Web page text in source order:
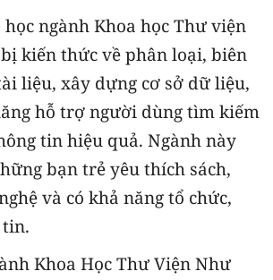
ngành Khoa học Thư viện
kiến thức về phân loại, biên
liệu, xây dựng cơ sở dữ liệu,
hỗ trợ người dùng tìm kiếm
tin hiệu quả. Ngành này
bạn trẻ yêu thích sách,
và có khả năng tổ chức,
Khoa Học Thư Viện Như